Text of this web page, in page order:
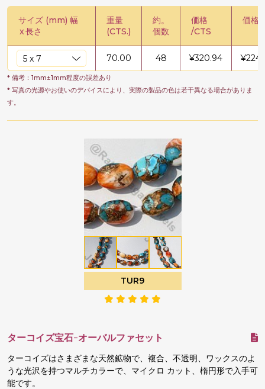
サイズ (mm) 幅
x長さ
重量
(CTS.)
約。
個数
価格
/CTS
価格
70.00 48 ¥320.94 ¥
* 備考：1mm±1mm程度の誤差あり
* 写真の光源やお使いのデバイスにより、実際の製品の色は若干異なる場合がありま
す。
TUR9
ターコイズ宝石-オーバルファセット
ターコイズはさまざまな天然鉱物で、複合、不透明、ワックスのよ
うな光沢を持つマルチカラーで、マイクロ カット、楕円形で入手可
能です。